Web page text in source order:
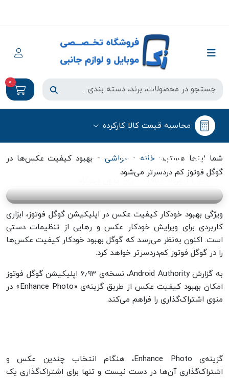
0
محاسبه قیمت کالا کارکرده
شما اینجا هستید: خانه-حواشی-بهبود کیفیت عکس‌ها در
گوگل فوتوز کم‌ دردسرتر می‌شود
حواشی
بهبود کیفیت عکس‌ها در گوگل فوتوز
کم‌ دردسرتر می‌شود
11 مرداد 1403
ویژگی بهبود خودکار کیفیت عکس در اپلیکیشن گوگل فوتوز، ابزاری
کاربردی برای ویرایش خودکار عکس و رهایی از تنظیمات دستی
است. اکنون به‌نظر می‌رسد که گوگل بهبود خودکار کیفیت عکس‌ها
را در گوگل فوتوز کم‌دردسرتر خواهد کرد.
به گزارش Android Authority، نسخه‌ی ۶٫۹۳ اپلیکیشن گوگل فوتوز
امکان بهبود کیفیت عکس از طریق گزینه‌ی «Enhance Photo» در
منوی اشتراک‌گذاری را فراهم می‌کند.
گزینه‌ی Enhance Photo، هنگام انتخاب چندین عکس و
اشتراک‌گذاری آن‌ها در دست نیست و تنها برای اشتراک‌گذاری یک